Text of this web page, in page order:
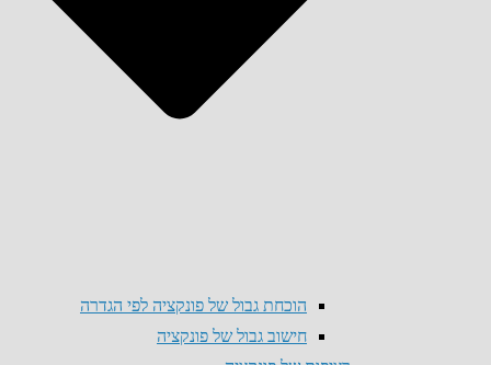
הוכחת גבול של פונקציה לפי הגדרה
חישוב גבול של פונקציה